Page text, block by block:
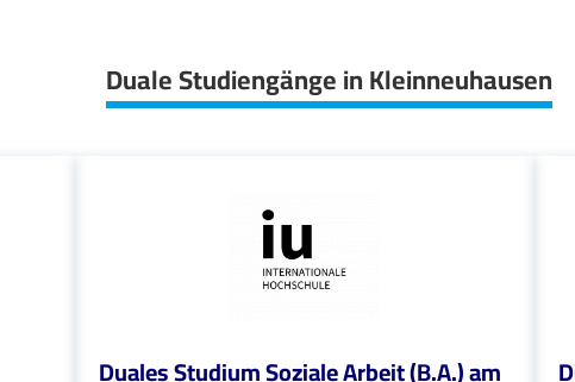
Duale Studiengänge in Kleinneuhausen
Duales Studium Soziale Arbeit (B.A.) am